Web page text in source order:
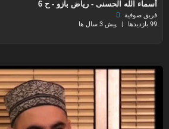
أسماء الله الحسنى - رياض بازو - ح 6
فريق صوفية
99 بازدیدها
| پیش 3 سال ها